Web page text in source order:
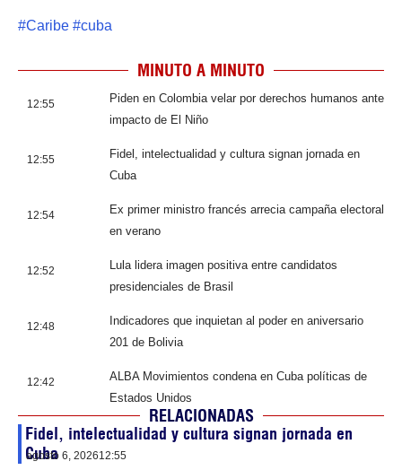
#Caribe #cuba
MINUTO A MINUTO
12:55
Piden en Colombia velar por derechos humanos ante
impacto de El Niño
12:55
Fidel, intelectualidad y cultura signan jornada en
Cuba
12:54
Ex primer ministro francés arrecia campaña electoral
en verano
12:52
Lula lidera imagen positiva entre candidatos
presidenciales de Brasil
12:48
Indicadores que inquietan al poder en aniversario
201 de Bolivia
12:42
ALBA Movimientos condena en Cuba políticas de
Estados Unidos
RELACIONADAS
Fidel, intelectualidad y cultura signan jornada en
Cuba
agosto 6, 202612:55